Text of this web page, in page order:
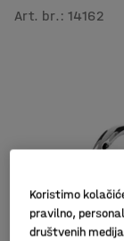
Art. br. :14162
Koristimo
pravilno,
društvenih